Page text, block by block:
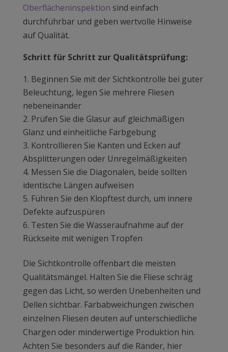
Oberflächeninspektion sind einfach
durchführbar und geben wertvolle Hinweise
auf Qualität.
Schritt für Schritt zur Qualitätsprüfung:
Beginnen Sie mit der Sichtkontrolle bei guter
Beleuchtung, legen Sie mehrere Fliesen
nebeneinander
Prüfen Sie die Glasur auf gleichmäßigen
Glanz und einheitliche Farbgebung
Kontrollieren Sie Kanten und Ecken auf
Absplitterungen oder Unregelmäßigkeiten
Messen Sie die Diagonalen, beide sollten
identische Längen aufweisen
Führen Sie den Klopftest durch, um innere
Defekte aufzuspüren
Testen Sie die Wasseraufnahme auf der
Rückseite mit wenigen Tropfen
Die Sichtkontrolle offenbart die meisten
Qualitätsmängel. Halten Sie die Fliese schräg
gegen das Licht, so werden Unebenheiten und
Dellen sichtbar. Farbabweichungen zwischen
einzelnen Fliesen deuten auf unterschiedliche
Chargen oder minderwertige Produktion hin.
Achten Sie besonders auf die Ränder, hier